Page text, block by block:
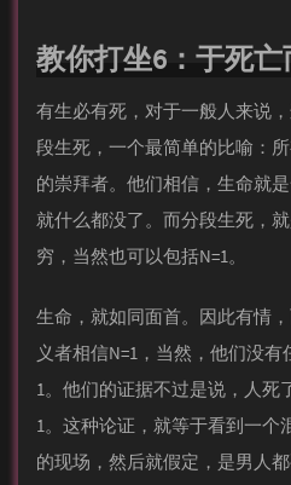
教你打坐6：于死
有生必有死，对于一般人来说
段生死，一个最简单的比喻：
的崇拜者。他们相信，生命就是
就什么都没了。而分段生死，
穷，当然也可以包括N=1。
生命，就如同面首。因此有情
义者相信N=1，当然，他们没
1。他们的证据不过是说，人死
1。这种论证，就等于看到一个
的现场，然后就假定，是男人